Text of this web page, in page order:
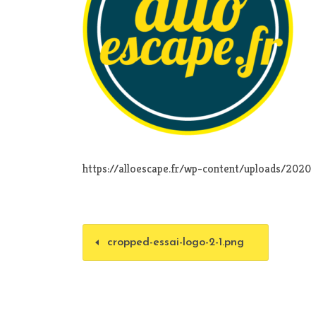
https://alloescape.fr/wp-content/uploads/
cropped-essai-logo-2-1.png